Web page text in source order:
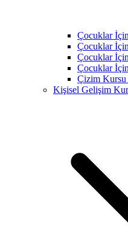
Çocuklar
Çocuklar
Çocuklar
Çocuklar
Çizim Kursu
Kişisel Gelişim